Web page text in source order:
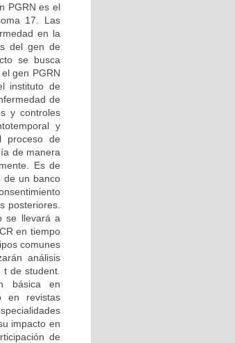
PGRN es el
17. Las
en la
del gen de
se busca
gen PGRN
instituto de
de
y controles
y
proceso de
de manera
Es de
de un banco
posteriores.
se llevará a
en tiempo
comunes
análisis
de student.
básica en
en revistas
impacto en
de